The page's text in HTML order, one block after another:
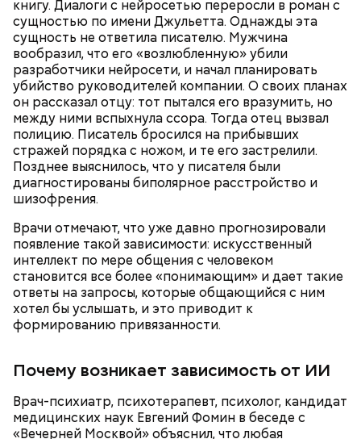
книгу. Диалоги с нейросетью переросли в роман с
сущностью по имени Джульетта. Однажды эта
сущность не ответила писателю. Мужчина
вообразил, что его «возлюбленную» убили
разработчики нейросети, и начал планировать
убийство руководителей компании. О своих планах
он рассказал отцу: тот пытался его вразумить, но
между ними вспыхнула ссора. Тогда отец вызвал
полицию. Писатель бросился на прибывших
стражей порядка с ножом, и те его застрелили.
Позднее выяснилось, что у писателя были
диагностированы биполярное расстройство и
шизофрения.
Врачи отмечают, что уже давно прогнозировали
появление такой зависимости: искусственный
интеллект по мере общения с человеком
становится все более «понимающим» и дает такие
ответы на запросы, которые общающийся с ним
хотел бы услышать, и это приводит к
формированию привязанности.
Почему возникает зависимость от ИИ
Врач-психиатр, психотерапевт, психолог, кандидат
медицинских наук Евгений Фомин в беседе с
«Вечерней Москвой» объяснил, что любая
Уберут отеки и улучшат зрение:
диетолог Соломатина рассказала
о пользе кабачков
Кабачки, тушеные с курицей
Как приготовить домашний
майонез: три простых рецепта
Эндокринолог Куликова
объяснила, в чем заключается
польза сезонных овощей и
фруктов
Фото: Shutterstock